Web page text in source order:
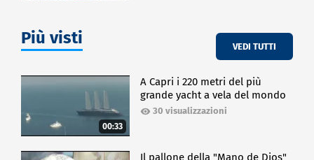
Più visti VEDI TUTTI
00:33
A Capri i 220 metri del più
grande yacht a vela del mondo
30 visualizzazioni
Il pallone della "Mano de Dios"